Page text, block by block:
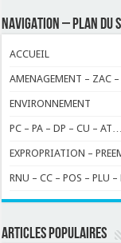
NAVIGATION – PLAN DU
ACCUEIL
AMENAGEMENT – ZAC –
ENVIRONNEMENT
PC – PA – DP – CU – AT…
EXPROPRIATION –
RNU – CC – POS – PLU –
ARTICLES POPULAIRES